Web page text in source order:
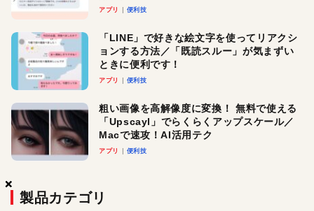
×
×
×
アプリ 便利技
「LINE」で好きな絵文字を使ってリアクシ
ョンする方法／「既読スルー」が気まずい
ときに便利です！
アプリ 便利技
粗い画像を高解像度に変換！ 無料で使える
「Upscayl」でらくらくアップスケール／
Macで速攻！AI活用テク
アプリ 便利技
製品カテゴリ